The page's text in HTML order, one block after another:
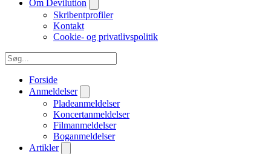
Om Devilution
Skribentprofiler
Kontakt
Cookie- og privatlivspolitik
Forside
Anmeldelser
Pladeanmeldelser
Koncertanmeldelser
Filmanmeldelser
Boganmeldelser
Artikler